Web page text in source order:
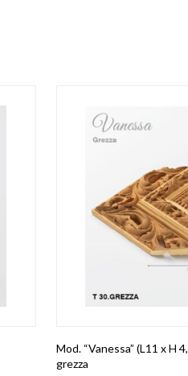
Mod. “Vanessa” (L11 x H
grezza